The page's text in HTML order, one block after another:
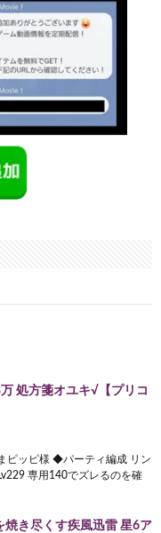
処方箋オユキ√【プリコ
ピッピ様 ◆パーティ編成 リン
専用140でズレるのを確
焼き尽くす疾風迅雷 星6ア